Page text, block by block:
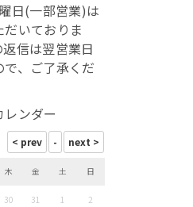
日(一部営業)は
いておりま
信は翌営業日
で、ご了承くだ
ンダー
木 金 土 日
30 31 1 2